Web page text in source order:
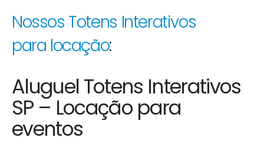
Nossos Totens Interativos
para locação:
Aluguel Totens Interativos
SP – Locação para
eventos